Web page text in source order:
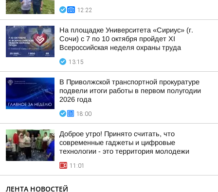
12:22
На площадке Университета «Сириус» (г.
Сочи) с 7 по 10 октября пройдет XI
Всероссийская неделя охраны труда
13:15
В Приволжской транспортной прокуратуре
подвели итоги работы в первом полугодии
2026 года
18:00
Доброе утро! Принято считать, что
современные гаджеты и цифровые
технологии - это территория молодежи
11:01
ЛЕНТА НОВОСТЕЙ